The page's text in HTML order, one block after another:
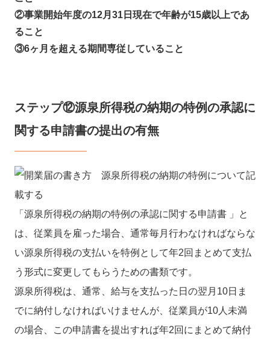
②事業開始年度の12月31日現在で年齢が15歳以上であ
ること
③6ヶ月を超える期間専従していること
ステップ⑫源泉所得税の納期の特例の承認に
関する申請書の提出の有無
「源泉所得税の納期の特例の承認に関する申請書 」と
は、従業員を雇った場合、通常毎月行わなければならな
い源泉所得税の支払いを特例として年2回まとめて支払
う形式に変更してもらうための書類です。
源泉所得税は、通常、給与を支払った日の翌月10日ま
でに納付しなければいけませんが、従業員が10人未満
の場合、この申請書を提出すれば年2回にまとめて納付